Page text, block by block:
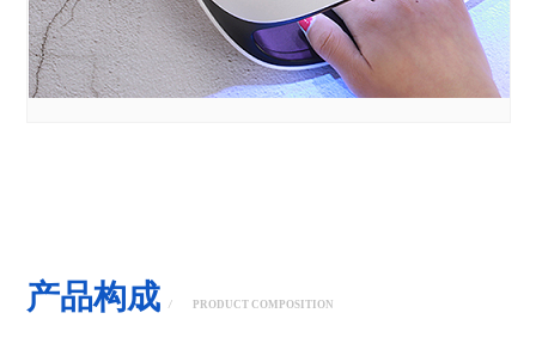
产品构成 / PRODUCT COMPOSITION